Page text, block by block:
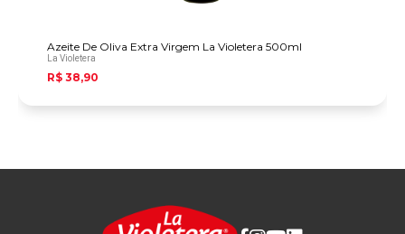
Azeite De Oliva Extra Virgem La Violetera 500ml
La Violetera
R$ 38,90